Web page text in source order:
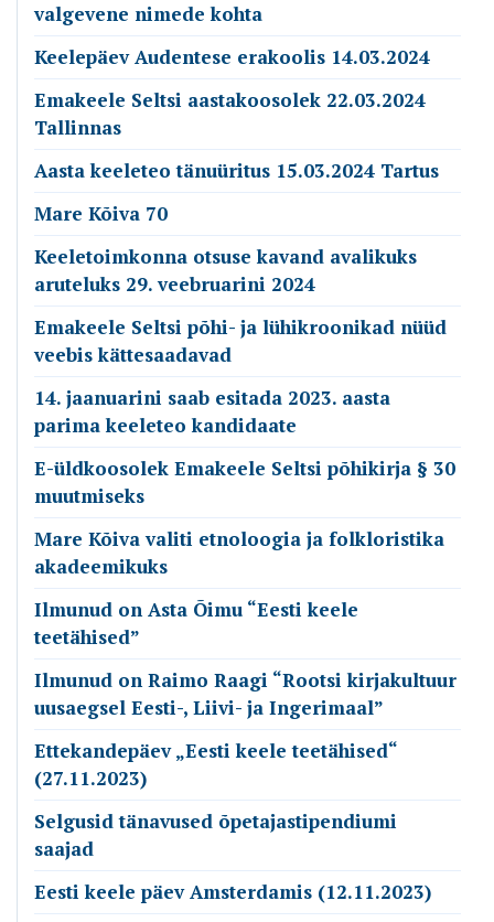
valgevene nimede kohta
Keelepäev Audentese erakoolis 14.03.2024
Emakeele Seltsi aastakoosolek 22.03.2024
Tallinnas
Aasta keeleteo tänuüritus 15.03.2024 Tartus
Mare Kõiva 70
Keeletoimkonna otsuse kavand avalikuks
aruteluks 29. veebruarini 2024
Emakeele Seltsi põhi- ja lühikroonikad nüüd
veebis kättesaadavad
14. jaanuarini saab esitada 2023. aasta
parima keeleteo kandidaate
E-üldkoosolek Emakeele Seltsi põhikirja § 30
muutmiseks
Mare Kõiva valiti etnoloogia ja folkloristika
akadeemikuks
Ilmunud on Asta Õimu “Eesti keele
teetähised”
Ilmunud on Raimo Raagi “Rootsi kirjakultuur
uusaegsel Eesti-, Liivi- ja Ingerimaal”
Ettekandepäev „Eesti keele teetähised“
(27.11.2023)
Selgusid tänavused õpetajastipendiumi
saajad
Eesti keele päev Amsterdamis (12.11.2023)